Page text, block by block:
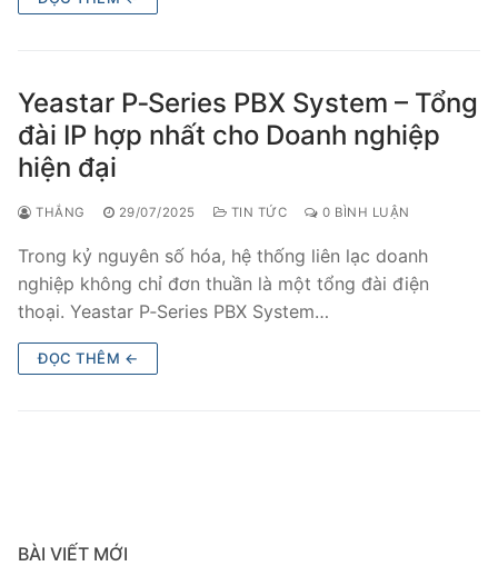
Yeastar P‑Series PBX System – Tổng
đài IP hợp nhất cho Doanh nghiệp
hiện đại
THẮNG 29/07/2025 TIN TỨC 0 BÌNH LUẬN
Trong kỷ nguyên số hóa, hệ thống liên lạc doanh
nghiệp không chỉ đơn thuần là một tổng đài điện
thoại. Yeastar P‑Series PBX System…
ĐỌC THÊM ←
BÀI VIẾT MỚI